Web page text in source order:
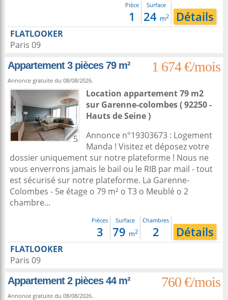
Pièce
1
Surface
24 m2 Détails
FLATLOOKER
Paris 09
Appartement 3 pièces 79 m²
1 674 €/mois
Annonce gratuite du 08/08/2026.
5
Location appartement 79 m2
sur Garenne-colombes( 92250 -
Hauts de Seine )
Annonce n°19303673 : Logement
Manda ! Visitez et déposez votre
dossier uniquement sur notre plateforme ! Nous ne
vous enverrons jamais le bail ou le RIB par mail - tout
est sécurisé sur notre plateforme. La Garenne-
Colombes - 5e étage o 79 m² o T3 o Meublé o 2
chambre...
Pièces
3
Surface
79 m2
Chambres
2 Détails
FLATLOOKER
Paris 09
Appartement 2 pièces 44 m²
760 €/mois
Annonce gratuite du 08/08/2026.